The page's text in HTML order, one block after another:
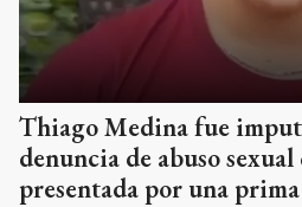
Thiago Medina fue
denuncia de abuso
presentada por una prima